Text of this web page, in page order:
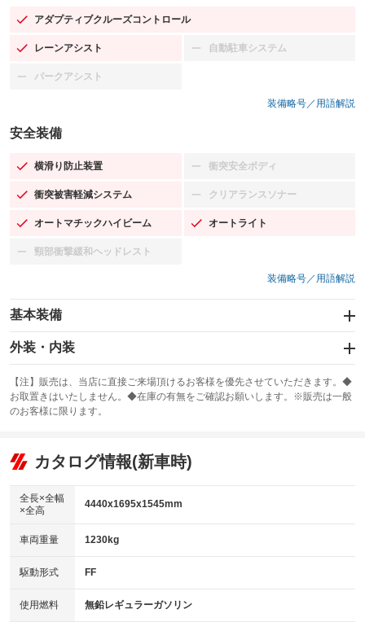
アダプティブクルーズコントロール
：装備あり
レーンアシスト
：装備あり 自動駐車システム
：装備なし
パークアシスト
：装備なし
装備略号／用語解説
安全装備
横滑り防止装置
：装備あり 衝突安全ボディ
：装備なし
衝突被害軽減システム
：装備あり クリアランスソナー
：装備なし
オートマチックハイビーム
：装備あり オートライト
：装備あり
頸部衝撃緩和ヘッドレスト
：装備なし
装備略号／用語解説
基本装備
エアバッグ：運転席/助手席/サイド
：装備あり
：装備なし
サンルーフ
：装備なし ABS
リフトアップ
：装備なし
：装備なし
パワーウィンドウ
アイドリングストップ
：装備あり
USB入力端子
：装備あり
100V電源
：装備なし
外装・内装
カーナビ：メモリーナビ他
：装備あり
TV：フルセグ
：装備あり
ビジュアル：-／DVD再生
：装備あり
アルミホイール：15インチ
：装備あり
HID(キセノンライト)
バックカメラ
【注】販売は、当店に直接ご来場頂けるお客様を優先させていただきます。◆
お取置きはいたしません。◆在庫の有無をご確認お願いします。※販売は一般
のお客様に限ります。
カタログ情報(新車時)
全長×全幅
×全高
4440x1695x1545mm
車両重量 1230kg
駆動形式 FF
使用燃料 無鉛レギュラーガソリン